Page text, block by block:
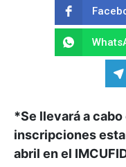
*Se llevará a
inscripciones
abril en el